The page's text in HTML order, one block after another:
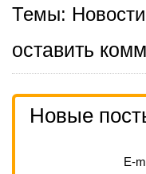
Темы: Новости
оставить
Новые
E-